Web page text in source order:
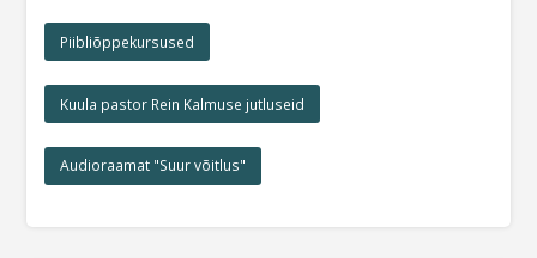
Piibliõppekursused
Kuula pastor Rein Kalmuse jutluseid
Audioraamat "Suur võitlus"